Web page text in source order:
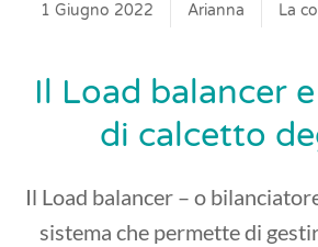
1 Giugno 2022 Arianna La
Il Load balancer
di calcetto
Il Load balancer – o
sistema che permette di